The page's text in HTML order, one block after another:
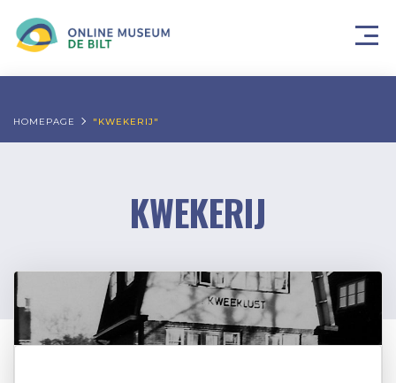
HOMEPAGE "KWEKERIJ"
KWEKERIJ